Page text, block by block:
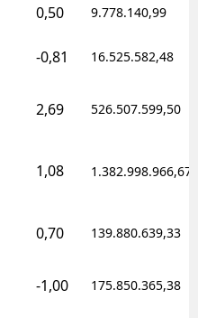
0,50 9.778.140,99
-0,81 16.525.582,48
2,69 526.507.599,50
1,08 1.382.998.966,67
0,70 139.880.639,33
-1,00 175.850.365,38